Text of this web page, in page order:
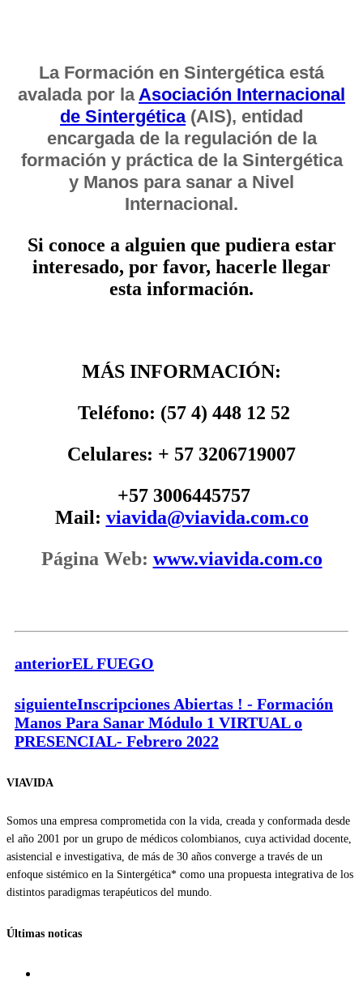
La Formación en Sintergética está
avalada por laAsociación Internacional
de Sintergética(AIS), entidad
encargada de la regulación de la
formación y práctica de la Sintergética
y Manos para sanar a Nivel
Internacional.
Si conoce a alguien que pudiera estar
interesado, por favor, hacerle llegar
esta información.
MÁS INFORMACIÓN:
Teléfono: (57 4) 448 12 52
Celulares: + 57 3206719007
+57 3006445757
Mail: viavida@viavida.com.co
Página Web: www.viavida.com.co
anteriorEL FUEGO
siguienteInscripciones Abiertas ! - Formación
Manos Para Sanar Módulo 1 VIRTUAL o
PRESENCIAL- Febrero 2022
VIAVIDA
Somos una empresa comprometida con la vida, creada y conformada desde
el año 2001 por un grupo de médicos colombianos, cuya actividad docente,
asistencial e investigativa, de más de 30 años converge a través de un
enfoque sistémico en la Sintergética* como una propuesta integrativa de los
distintos paradigmas terapéuticos del mundo.
Últimas noticas